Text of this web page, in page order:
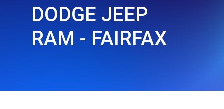
DODGE JEEP
RAM - FAIRFAX